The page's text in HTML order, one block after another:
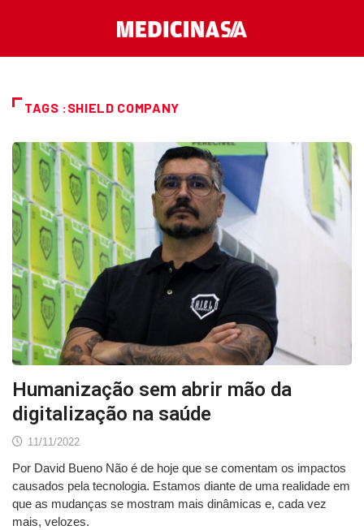
TAGS :SHIELD COMPANY
Humanização sem abrir mão da
digitalização na saúde
11/11/2022
Por David Bueno Não é de hoje que se comentam os impactos
causados pela tecnologia. Estamos diante de uma realidade em
que as mudanças se mostram mais dinâmicas e, cada vez
mais, velozes.